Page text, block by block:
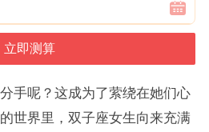
手呢？这成为了萦绕在她们心
世界里，双子座女生向来充满